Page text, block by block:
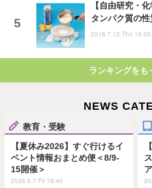
【自由研究・
タンパク質の性
2018.7.12 Thu 15:00
ランキングをも
NEWS
教育・受験
【夏休み2026】すぐ行けるイ
ベント情報おまとめ便＜8/9-
15開催＞
2026.8.7 Fri 19:45